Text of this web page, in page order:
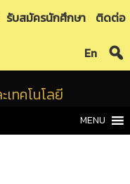
รับสมัครนักศึกษา ติดต่อ
En
MENU